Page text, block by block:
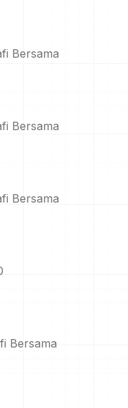
Bersama
Bersama
Bersama
Bersama